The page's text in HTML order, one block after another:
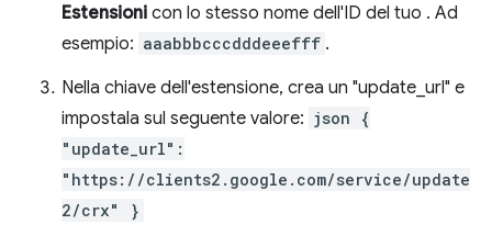
Estensioni con lo stesso nome dell'ID del tuo . Ad
esempio: aaabbbcccdddeeefff .
Nella chiave dell'estensione, crea un "update_url" e
impostala sul seguente valore: json {
"update_url":
"https://clients2.google.com/service/update
2/crx" }